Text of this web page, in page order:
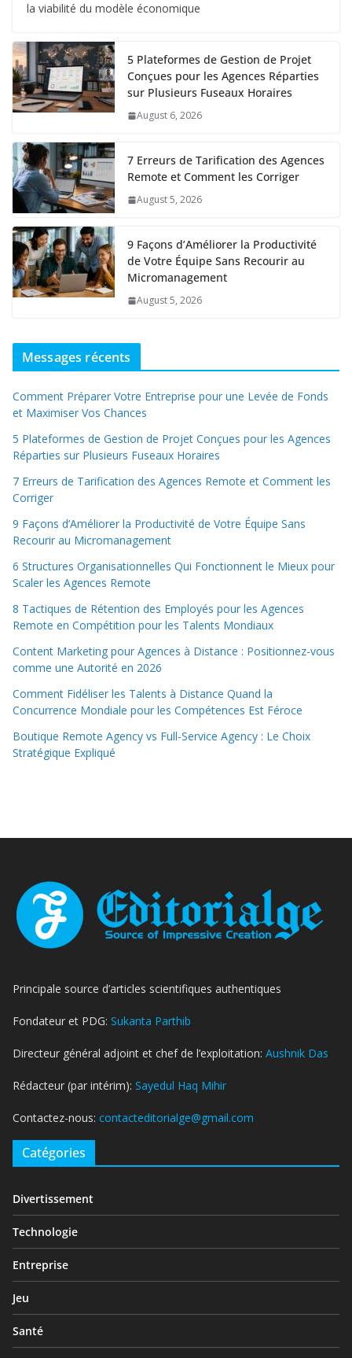
la viabilité du modèle économique
5 Plateformes de Gestion de Projet
Conçues pour les Agences Réparties
sur Plusieurs Fuseaux Horaires
August 6, 2026
7 Erreurs de Tarification des Agences
Remote et Comment les Corriger
August 5, 2026
9 Façons d’Améliorer la Productivité
de Votre Équipe Sans Recourir au
Micromanagement
August 5, 2026
Messages récents
Comment Préparer Votre Entreprise pour une Levée de Fonds
et Maximiser Vos Chances
5 Plateformes de Gestion de Projet Conçues pour les Agences
Réparties sur Plusieurs Fuseaux Horaires
7 Erreurs de Tarification des Agences Remote et Comment les
Corriger
9 Façons d’Améliorer la Productivité de Votre Équipe Sans
Recourir au Micromanagement
6 Structures Organisationnelles Qui Fonctionnent le Mieux pour
Scaler les Agences Remote
8 Tactiques de Rétention des Employés pour les Agences
Remote en Compétition pour les Talents Mondiaux
Content Marketing pour Agences à Distance : Positionnez-vous
comme une Autorité en 2026
Comment Fidéliser les Talents à Distance Quand la
Concurrence Mondiale pour les Compétences Est Féroce
Boutique Remote Agency vs Full-Service Agency : Le Choix
Stratégique Expliqué
Principale source d’articles scientifiques authentiques
Fondateur et PDG: Sukanta Parthib
Directeur général adjoint et chef de l’exploitation: Aushnik Das
Rédacteur (par intérim): Sayedul Haq Mihir
Contactez-nous: contacteditorialge@gmail.com
Catégories
Divertissement
Technologie
Entreprise
Jeu
Santé